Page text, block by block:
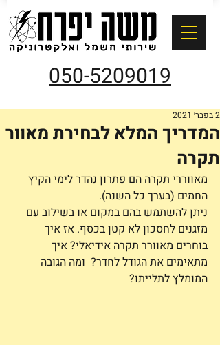
050-5209019
המדריך המלא לבחירת מאוור
תקרה
2 בפבר׳ 2021
מאווררי תקרה הם פתרון נהדר לימי הקיץ
החמים (בערך כל השנה).
ניתן להשתמש בהם במקום או בשילוב עם
מזגנים לחסכון לא קטן בכסף. אז איך
בוחרים מאוורר תקרה אידיאלי? איך
מתאימים את הגודל לחדר?  ומה הגובה
המומלץ לתלייתו?